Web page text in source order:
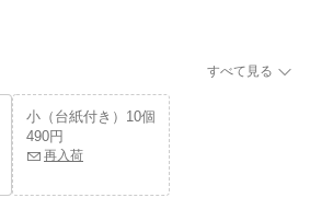
すべて見る
小（台紙付き）10個
490円
再入荷